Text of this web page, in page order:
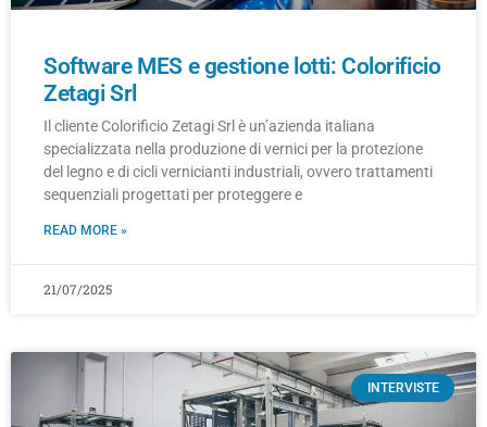
Software MES e gestione lotti: Colorificio
Zetagi Srl
Il cliente Colorificio Zetagi Srl è un’azienda italiana
specializzata nella produzione di vernici per la protezione
del legno e di cicli vernicianti industriali, ovvero trattamenti
sequenziali progettati per proteggere e
READ MORE »
21/07/2025
INTERVISTE